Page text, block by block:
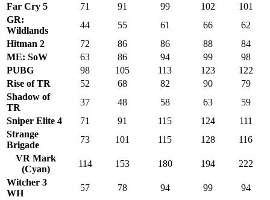
Far Cry 5
71 91 99 102
101
GR:
Wildlands
44 55 61 66
62
Hitman 2
72 86 86 88
84
ME: SoW
63 86 94 99
98
PUBG
98 105 113 123
122
Rise of TR
52 68 82 90
79
Shadow of
TR
37 48 58 63
59
Sniper Elite 4
71 91 115 124
111
Strange
Brigade
73 101 115 128
116
VR Mark
(Cyan)
114 153 180 194
222
Witcher 3
WH
57 78 94 99
94